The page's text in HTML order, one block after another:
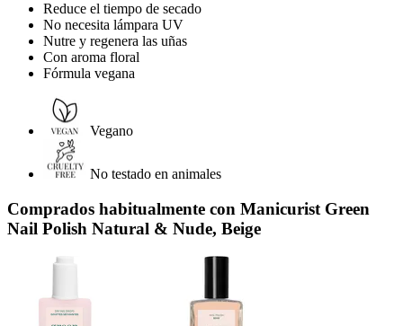
Reduce el tiempo de secado
No necesita lámpara UV
Nutre y regenera las uñas
Con aroma floral
Fórmula vegana
Vegano
No testado en animales
Comprados habitualmente con Manicurist Green
Nail Polish Natural & Nude, Beige